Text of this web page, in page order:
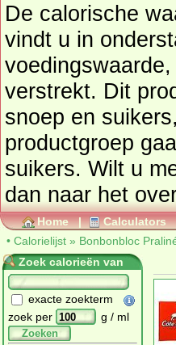
De calorische
vindt u in
snoep en suikers, voor een overzicht van producten uit deze
productgroep
suikers. Wilt u
dan
Home | Calculators
• Calorielijst » Bonbonbloc
Zoek calorieën van
exacte zoekterm
zoek per
g / ml
Zoeken